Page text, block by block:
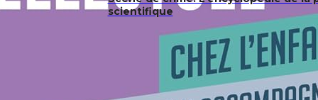
scientifique